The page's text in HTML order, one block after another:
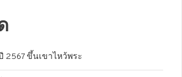
2567 ขึ้นเขาไหว้พระ